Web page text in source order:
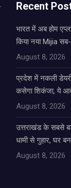
Recent
भारत में अब होम
किया नया Mijia
August 8, 2026
प्रदेश में नकली डेयरी
कसेगा शिकंजा, ये
August 8, 2026
उत्तराखंड के सबसे
धामी से गुहार, घर
August 8, 2026